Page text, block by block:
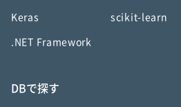
Keras scikit-learn
.NET Framework
DBで探す